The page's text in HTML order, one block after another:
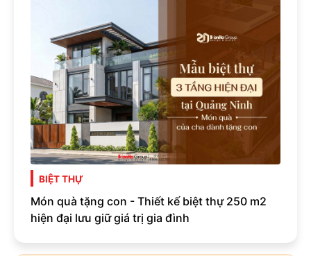
BIỆT THỰ
Món quà tặng con - Thiết kế biệt thự 250 m2
hiện đại lưu giữ giá trị gia đình